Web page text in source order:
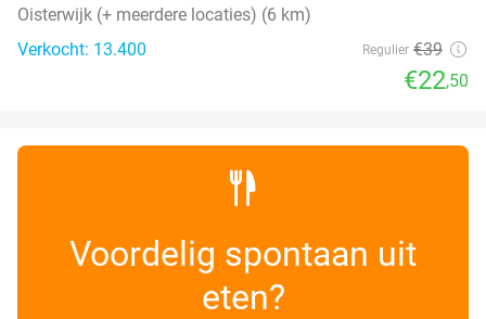
Oisterwijk (+ meerdere locaties) (6 km)
Verkocht: 13.400
Regulier €39
€22,50
Voordelig spontaan uit
eten?